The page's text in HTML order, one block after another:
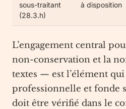
sous-traitant
(28.3.h)
à disposition
L’engagement central
non-conservation et la
textes — est l’élément
professionnelle et fonde
doit être vérifié dans le